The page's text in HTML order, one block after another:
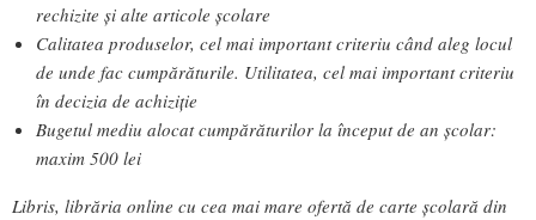
rechizite și alte articole școlare
Calitatea produselor, cel mai important criteriu când aleg locul
de unde fac cumpărăturile. Utilitatea, cel mai important criteriu
în decizia de achiziție
Bugetul mediu alocat cumpărăturilor la început de an școlar:
maxim 500 lei
Libris, librăria online cu cea mai mare ofertă de carte școlară din